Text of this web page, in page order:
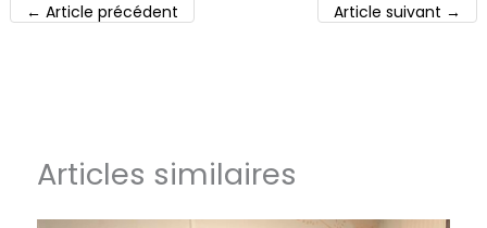
← Article précédent Article suivant →
Articles similaires